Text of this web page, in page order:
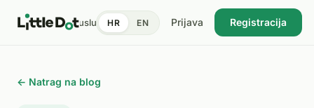
Doktori Pronađi uslugu USKORO CijeneDnevnik zdravljaBlog
HR EN Prijava Registracija
← Natrag na blog